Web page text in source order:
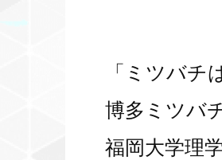
「ミツバチ
博多ミツバ
福岡大学理